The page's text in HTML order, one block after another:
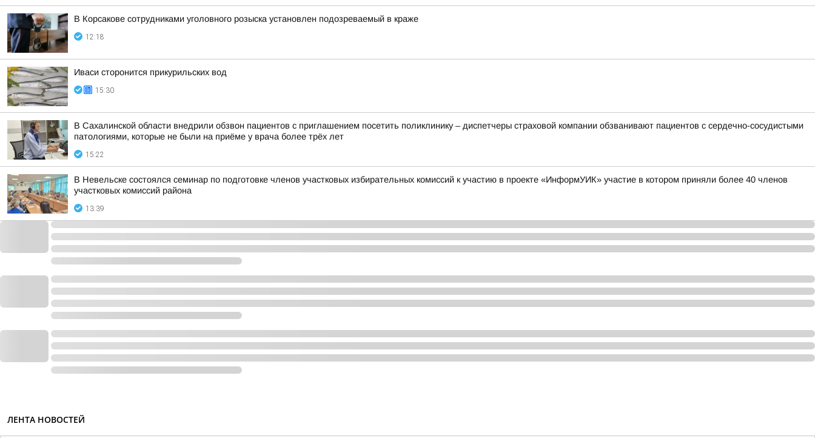
В Корсакове сотрудниками уголовного розыска установлен подозреваемый в краже
12:18
Иваси сторонится прикурильских вод
15:30
В Сахалинской области внедрили обзвон пациентов с приглашением посетить поликлинику – диспетчеры страховой компании обзванивают пациентов с сердечно-сосудистыми
патологиями, которые не были на приёме у врача более трёх лет
15:22
В Невельске состоялся семинар по подготовке членов участковых избирательных комиссий к участию в проекте «ИнформУИК» участие в котором приняли более 40 членов
участковых комиссий района
13:39
ЛЕНТА НОВОСТЕЙ